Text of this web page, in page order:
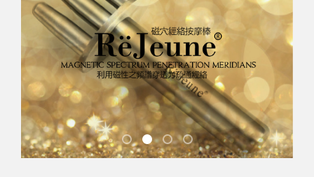
aquamqi磁穴經絡按摩棒
人體經絡系統
SUPREME